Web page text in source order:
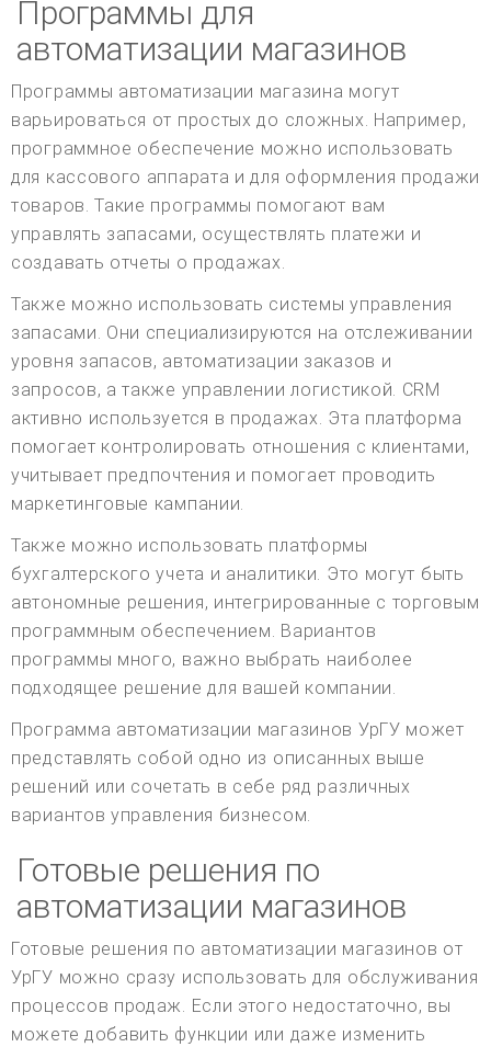
Программы для
автоматизации магазинов
Программы автоматизации магазина могут
варьироваться от простых до сложных. Например,
программное обеспечение можно использовать
для кассового аппарата и для оформления продажи
товаров. Такие программы помогают вам
управлять запасами, осуществлять платежи и
создавать отчеты о продажах.
Также можно использовать системы управления
запасами. Они специализируются на отслеживании
уровня запасов, автоматизации заказов и
запросов, а также управлении логистикой. CRM
активно используется в продажах. Эта платформа
помогает контролировать отношения с клиентами,
учитывает предпочтения и помогает проводить
маркетинговые кампании.
Также можно использовать платформы
бухгалтерского учета и аналитики. Это могут быть
автономные решения, интегрированные с торговым
программным обеспечением. Вариантов
программы много, важно выбрать наиболее
подходящее решение для вашей компании.
Программа автоматизации магазинов УрГУ может
представлять собой одно из описанных выше
решений или сочетать в себе ряд различных
вариантов управления бизнесом.
Готовые решения по
автоматизации магазинов
Готовые решения по автоматизации магазинов от
УрГУ можно сразу использовать для обслуживания
процессов продаж. Если этого недостаточно, вы
можете добавить функции или даже изменить